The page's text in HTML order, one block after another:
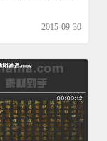
2015-09-30